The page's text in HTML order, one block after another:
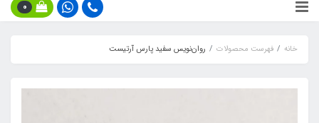
0
خانه فهرست محصولات روان‌نویس سفید پارس آرتیست